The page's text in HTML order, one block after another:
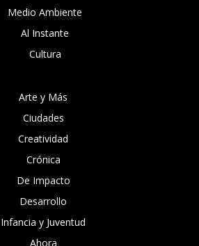
Medio Ambiente
Al Instante
Cultura
Arte y Más
Ciudades
Creatividad
Crónica
De Impacto
Desarrollo
Infancia y Juventud
Ahora